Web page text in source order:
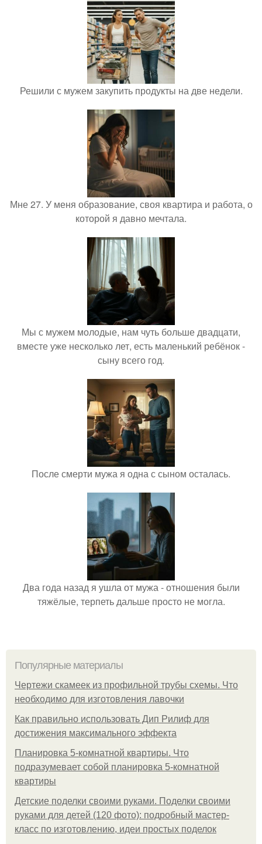
Решили с мужем закупить продукты на две недели.
Мне 27. У меня образование, своя квартира и работа, о
которой я давно мечтала.
Мы с мужем молодые, нам чуть больше двадцати,
вместе уже несколько лет, есть маленький ребёнок -
сыну всего год.
После смерти мужа я одна с сыном осталась.
Два года назад я ушла от мужа - отношения были
тяжёлые, терпеть дальше просто не могла.
Популярные материалы
Чертежи скамеек из профильной трубы схемы. Что
необходимо для изготовления лавочки
Как правильно использовать Дип Рилиф для
достижения максимального эффекта
Планировка 5-комнатной квартиры. Что
подразумевает собой планировка 5-комнатной
квартиры
Детские поделки своими руками. Поделки своими
руками для детей (120 фото): подробный мастер-
класс по изготовлению, идеи простых поделок